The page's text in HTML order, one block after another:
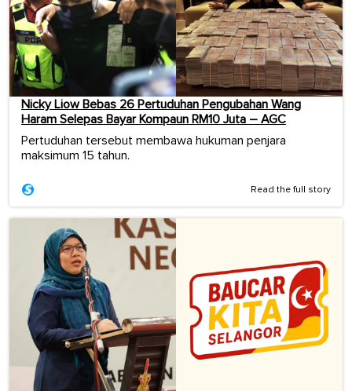
Nicky Liow Bebas 26 Pertuduhan Pengubahan Wang
Haram Selepas Bayar Kompaun RM10 Juta – AGC
Pertuduhan tersebut membawa hukuman penjara
maksimum 15 tahun.
Read the full story